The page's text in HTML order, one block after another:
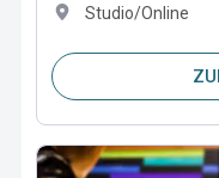
Studio/Online